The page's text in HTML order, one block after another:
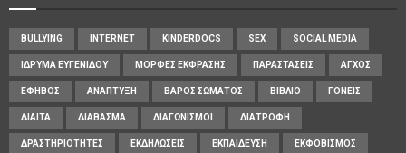
BULLYING INTERNET KINDERDOCS SEX SOCIAL MEDIA
ΊΔΡΥΜΑ ΕΥΓΕΝΊΔΟΥ ΜΟΡΦΈΣ ΈΚΦΡΑΣΗΣ ΠΑΡΑΣΤΆΣΕΙΣ ΆΓΧΟΣ
ΈΦΗΒΟΣ ΑΝΆΠΤΥΞΗ ΒΆΡΟΣ ΣΏΜΑΤΟΣ ΒΙΒΛΊΟ ΓΟΝΕΊΣ
ΔΊΑΙΤΑ ΔΙΆΒΑΣΜΑ ΔΙΑΓΩΝΙΣΜΟΊ ΔΙΑΤΡΟΦΉ
ΔΡΑΣΤΗΡΙΌΤΗΤΕΣ ΕΚΔΗΛΏΣΕΙΣ ΕΚΠΑΊΔΕΥΣΗ ΕΚΦΟΒΙΣΜΌΣ